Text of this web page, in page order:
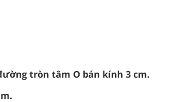
tròn tâm O bán kính 3 cm.